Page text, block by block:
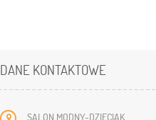
DANE KONTAKTOWE
SALON MODNY-DZIECIAK